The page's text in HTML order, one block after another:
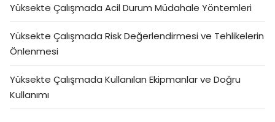
Yüksekte Çalışmada Acil Durum Müdahale Yöntemleri
Yüksekte Çalışmada Risk Değerlendirmesi ve Tehlikelerin
Önlenmesi
Yüksekte Çalışmada Kullanılan Ekipmanlar ve Doğru
Kullanımı